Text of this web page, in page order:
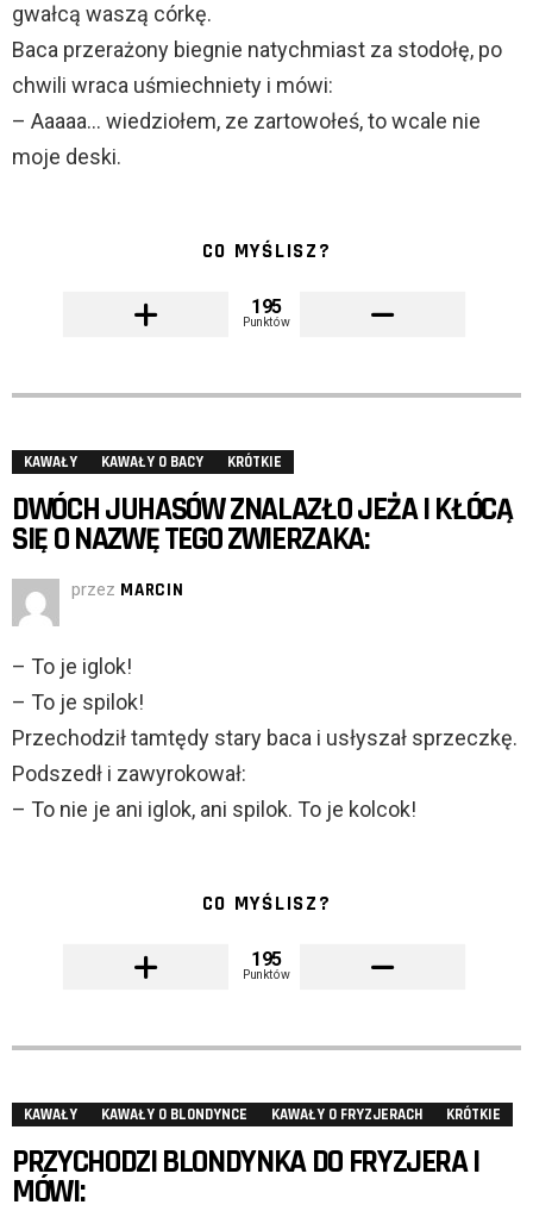
gwałcą waszą córkę.
Baca przerażony biegnie natychmiast za stodołę, po
chwili wraca uśmiechniety i mówi:
– Aaaaa… wiedziołem, ze zartowołeś, to wcale nie
moje deski.
CO MYŚLISZ?
195
Punktów
KAWAŁY KAWAŁY O BACY KRÓTKIE
DWÓCH JUHASÓW ZNALAZŁO JEŻA I KŁÓCĄ
SIĘ O NAZWĘ TEGO ZWIERZAKA:
przez MARCIN
– To je iglok!
– To je spilok!
Przechodził tamtędy stary baca i usłyszał sprzeczkę.
Podszedł i zawyrokował:
– To nie je ani iglok, ani spilok. To je kolcok!
CO MYŚLISZ?
195
Punktów
KAWAŁY KAWAŁY O BLONDYNCE KAWAŁY O FRYZJERACH KRÓTKIE
PRZYCHODZI BLONDYNKA DO FRYZJERA I
MÓWI: